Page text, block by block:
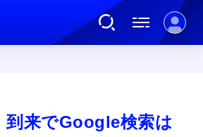
到来でGoogle検索は